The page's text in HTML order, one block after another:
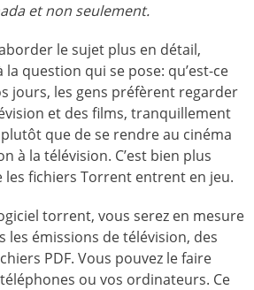
et non seulement.
le sujet plus en détail,
question qui se pose: qu’est-ce
jours, les gens préfèrent regarder
et des films, tranquillement
que de se rendre au cinéma
à la télévision. C’est bien plus
les fichiers Torrent entrent en jeu.
torrent, vous serez en mesure
les émissions de télévision, des
PDF. Vous pouvez le faire
ou vos ordinateurs. Ce